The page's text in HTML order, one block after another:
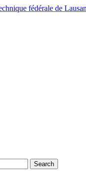
Search